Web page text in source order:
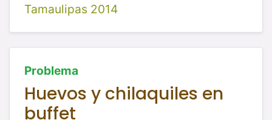
Tamaulipas 2014
Problema
Huevos y chilaquiles en
buffet